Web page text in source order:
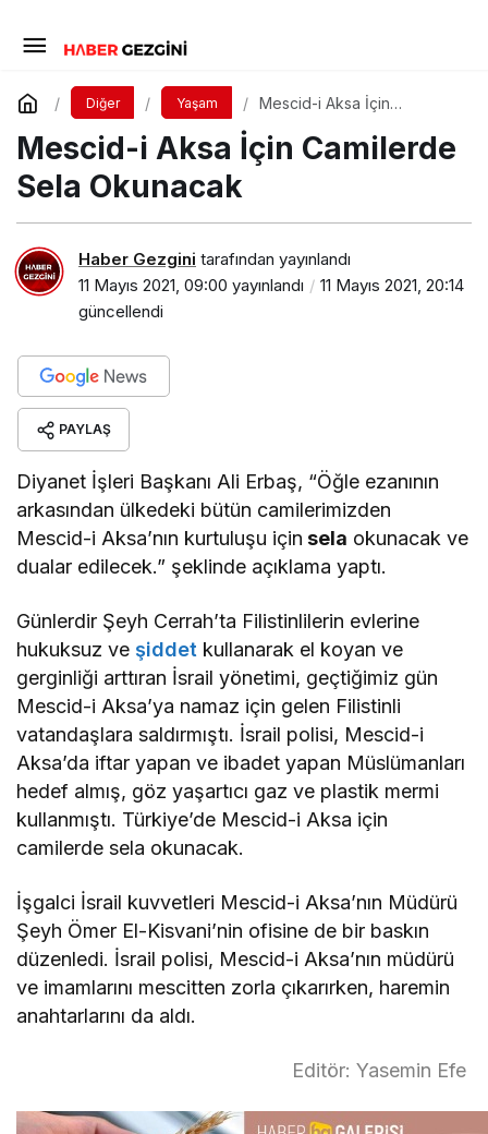
Diğer Yaşam
Mescid-i Aksa İçin
Mescid-i Aksa İçin Camilerde
Sela Okunacak
Haber Gezgini tarafından yayınlandı
11 Mayıs 2021, 09:00 yayınlandı
11 Mayıs 2021, 20:14
güncellendi
PAYLAŞ
Diyanet İşleri Başkanı Ali Erbaş, “Öğle ezanının
arkasından ülkedeki bütün camilerimizden
Mescid-i Aksa’nın kurtuluşu için sela okunacak ve
dualar edilecek.” şeklinde açıklama yaptı.
Günlerdir Şeyh Cerrah’ta Filistinlilerin evlerine
hukuksuz ve şiddet kullanarak el koyan ve
gerginliği arttıran İsrail yönetimi, geçtiğimiz gün
Mescid-i Aksa’ya namaz için gelen Filistinli
vatandaşlara saldırmıştı. İsrail polisi, Mescid-i
Aksa’da iftar yapan ve ibadet yapan Müslümanları
hedef almış, göz yaşartıcı gaz ve plastik mermi
kullanmıştı. Türkiye’de Mescid-i Aksa için
camilerde sela okunacak.
İşgalci İsrail kuvvetleri Mescid-i Aksa’nın Müdürü
Şeyh Ömer El-Kisvani’nin ofisine de bir baskın
düzenledi. İsrail polisi, Mescid-i Aksa’nın müdürü
ve imamlarını mescitten zorla çıkarırken, haremin
anahtarlarını da aldı.
Editör: Yasemin Efe